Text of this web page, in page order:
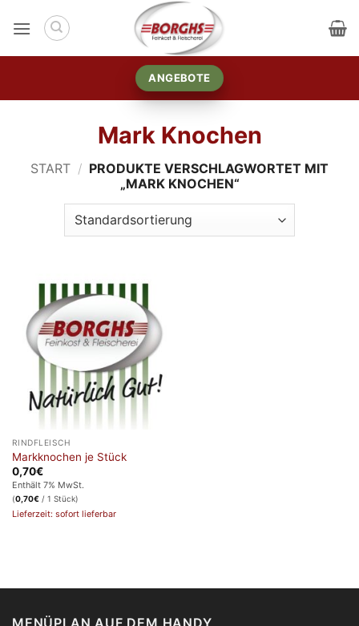
Inhalt
ANGEBOTE
Mark Knochen
START / PRODUKTE VERSCHLAGWORTET MIT
„MARK KNOCHEN“
RINDFLEISCH
Markknochen je Stück
0,70€
Enthält 7% MwSt.
(0,70€/ 1 Stück)
Lieferzeit: sofort lieferbar